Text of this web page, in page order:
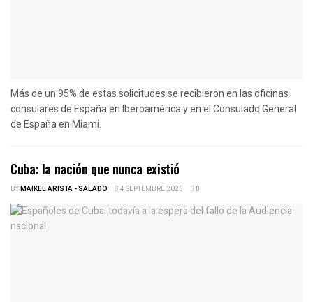
Más de un 95% de estas solicitudes se recibieron en las oficinas
consulares de España en Iberoamérica y en el Consulado General
de España en Miami.
Cuba: la nación que nunca existió
BYMAIKEL ARISTA - SALADO 4 SEPTEMBRE 2025 0